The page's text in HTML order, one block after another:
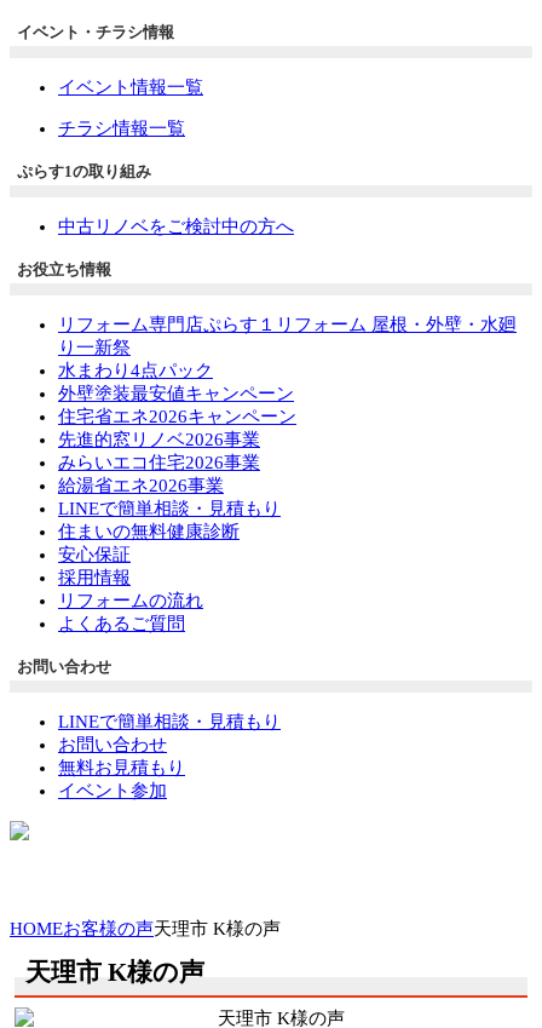
イベント・チラシ情報
イベント情報一覧
チラシ情報一覧
ぷらす1の取り組み
中古リノベをご検討中の方へ
お役立ち情報
リフォーム専門店ぷらす１リフォーム 屋根・外壁・水廻
り一新祭
水まわり4点パック
外壁塗装最安値キャンペーン
住宅省エネ2026キャンペーン
先進的窓リノベ2026事業
みらいエコ住宅2026事業
給湯省エネ2026事業
LINEで簡単相談・見積もり
住まいの無料健康診断
安心保証
採用情報
リフォームの流れ
よくあるご質問
お問い合わせ
LINEで簡単相談・見積もり
お問い合わせ
無料お見積もり
イベント参加
HOMEお客様の声天理市 K様の声
天理市 K様の声